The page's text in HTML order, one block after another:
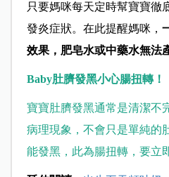
只要媽咪每天定時幫寶寶徹
發炎症狀。在此提醒媽咪，
效果，肥皂水或中藥水無法
Baby肚臍發黑小心腸扭轉！
寶寶肚臍發黑通常是清潔不
病理現象，不會只是單純的
能發黑，此為腸扭轉，要立